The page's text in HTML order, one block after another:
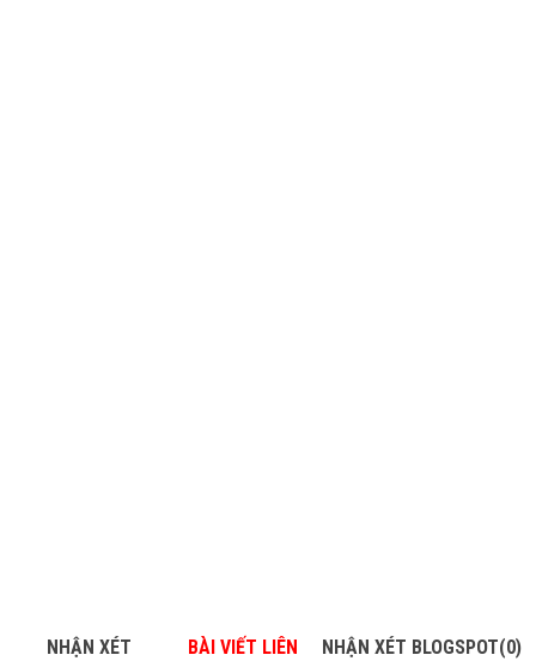
NHẬN XÉT
BÀI VIẾT LIÊN
NHẬN XÉT BLOGSPOT(0)